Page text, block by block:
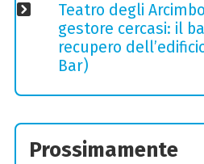
Teatro degli
gestore cercasi: il
recupero
Bar)
Prossimamente